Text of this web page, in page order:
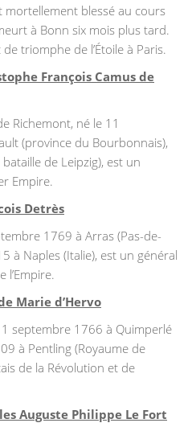
blessé au cours
à Bonn six mois plus tard.
triomphe de l’Étoile à Paris.
François Camus de
Richemont, né le 11
(province du Bourbonnais),
de Leipzig), est un
Empire.
Detrès
1769 à Arras (Pas-de-
à Naples (Italie), est un général
l’Empire.
Marie d’Hervo
septembre 1766 à Quimperlé
à Pentling (Royaume de
de la Révolution et de
Auguste Philippe Le Fort